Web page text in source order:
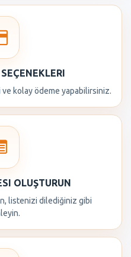
kolay ödeme yapabilirsiniz.
OLUŞTURUN
listenizi dilediğiniz gibi